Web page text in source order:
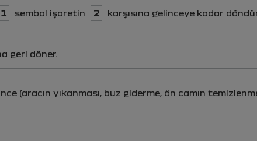
1 sembol işaretin 2 karşısına gelinceye kadar
geri döner.
(aracın yıkanması, buz giderme, ön camın